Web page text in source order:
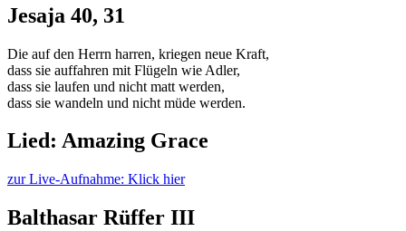
Jesaja 40, 31
Die auf den Herrn harren, kriegen neue Kraft,
dass sie auffahren mit Flügeln wie Adler,
dass sie laufen und nicht matt werden,
dass sie wandeln und nicht müde werden.
Lied: Amazing Grace
zur Live-Aufnahme: Klick hier
Balthasar Rüffer III